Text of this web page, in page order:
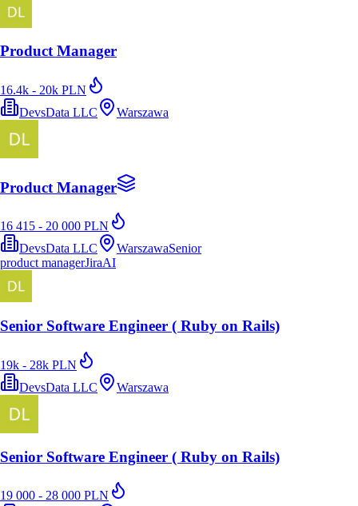
Product Manager
16.4k - 20k PLN
DevsData LLC
Warszawa
Product Manager
16 415 - 20 000 PLN
DevsData LLC
WarszawaSenior
product managerJiraAI
Senior Software Engineer ( Ruby on Rails)
19k - 28k PLN
DevsData LLC
Warszawa
Senior Software Engineer ( Ruby on Rails)
19 000 - 28 000 PLN